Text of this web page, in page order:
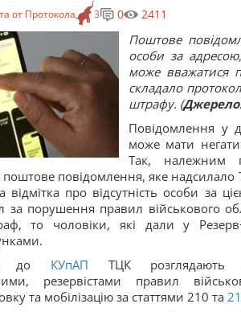
от Протокола 3 0 2411
Поштове
особи за
може вважатися
складало
штрафу. (
Повідомлення у
може мати
Так, належним
поштове повідомлення, яке
відмітка про відсутність особи за
за порушення правил військового
то чоловіки, які дали у
до КУпАП ТЦК розглядають
резервістами правил
та мобілізацію за статтями 210 та